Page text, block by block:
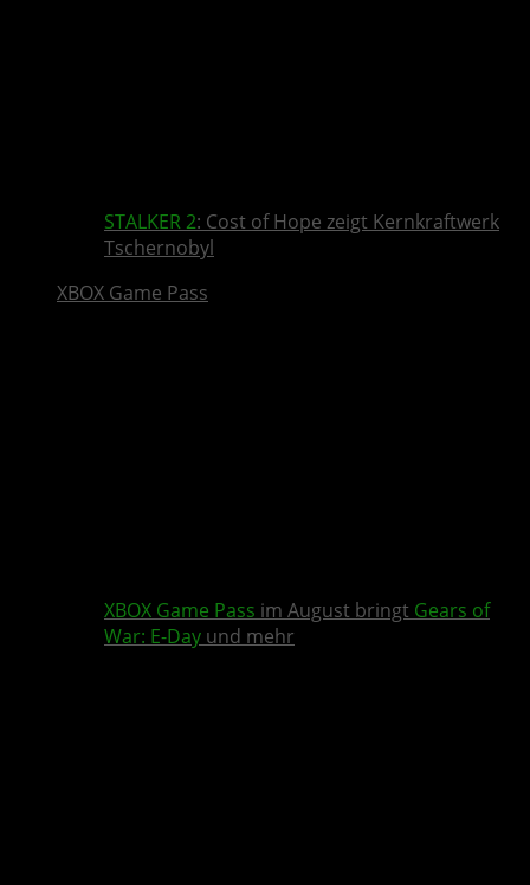
STALKER 2: Cost of Hope zeigt Kernkraftwerk
Tschernobyl
XBOX Game Pass
XBOX Game Pass im August bringt Gears of
War: E-Day und mehr